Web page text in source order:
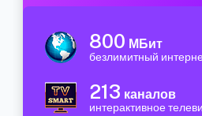
800 МБит
безлимитный
213 каналов
интерактивное